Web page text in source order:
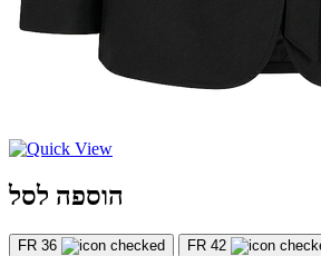
הוספה לסל
FR 36 FR 42